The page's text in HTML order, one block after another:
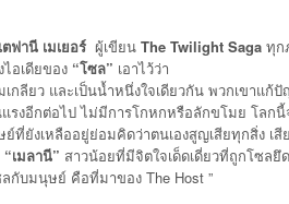
ตฟานี เมเยอร์ ผู้เขียนThe Twilight Saga ทุก
ไอเดียของ “โซล” เอาไว้ว่า
กลียว และเป็นน้ำหนึ่งใจเดียวกัน พวกเขาแก้
งอีกต่อไป ไม่มีการโกหกหรือลักขโมย โลกนี้
ยังเหลืออยู่ย่อมคิดว่าตนเองสูญเสียทุกสิ่ง เ
“เมลานี” สาวน้อยที่มีจิตใจเด็ดเดี่ยวที่ถูกโซลยึ
ลกับมนุษย์ คือที่มาของ The Host ”